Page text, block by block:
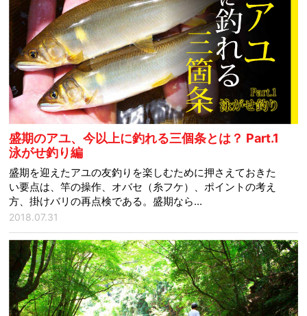
盛期のアユ、今以上に釣れる三個条とは？ Part.1
泳がせ釣り編
盛期を迎えたアユの友釣りを楽しむために押さえておきた
い要点は、竿の操作、オバセ（糸フケ）、ポイントの考え
方、掛けバリの再点検である。盛期なら...
2018.07.31